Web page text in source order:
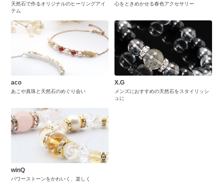
天然石で作るオリジナルのヒーリングアイ
テム
心をときめかせる春色アクセサリー
aco
あこや真珠と天然石のめぐり会い
X.G
メンズにおすすめの天然石をスタイリッシ
ュに
winQ
パワーストーンをかわいく、楽しく